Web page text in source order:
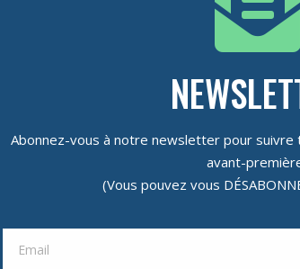
mémorable étaient les stagiaires du
a participé avec enthousiasme à cette
inspirante de Monsieur
maîtrise du français dans un monde
linguistique.
a transporté l’assistance à travers le
ont été mis en avant, créant une
Abonnez-vous à notre newsletter pour suivre
avant-
(Vous pouvez vous